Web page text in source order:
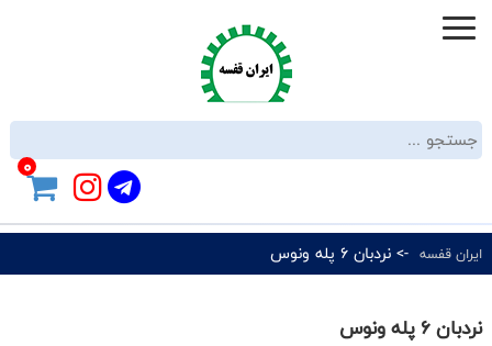
0
ایران قفسه -> نردبان 6 پله ونوس
نردبان 6 پله ونوس